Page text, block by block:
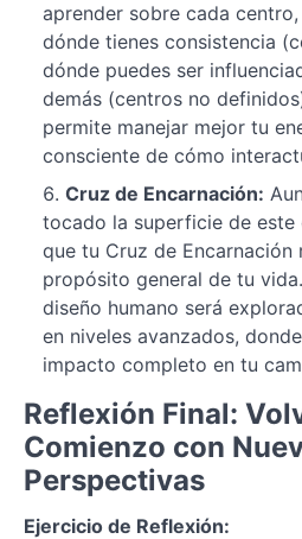
Comparte
tu Viaje: Sé
un Espejo y
Contribuye
a la
Comunidad
aprender sobre cada
dónde tienes consistencia
dónde puedes ser
demás (centros no
permite manejar mejor tu
consciente de cómo
Cruz de Encarnación:
tocado la superficie de
que tu Cruz de Encarnación
propósito general de tu
diseño humano será
en niveles avanzados,
impacto completo en tu
Reflexión Final:
Comienzo con
Perspectivas
Ejercicio de Reflexión: